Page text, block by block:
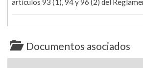
artículos 93 (1), 94 y 96 (2) del
Documentos asociados